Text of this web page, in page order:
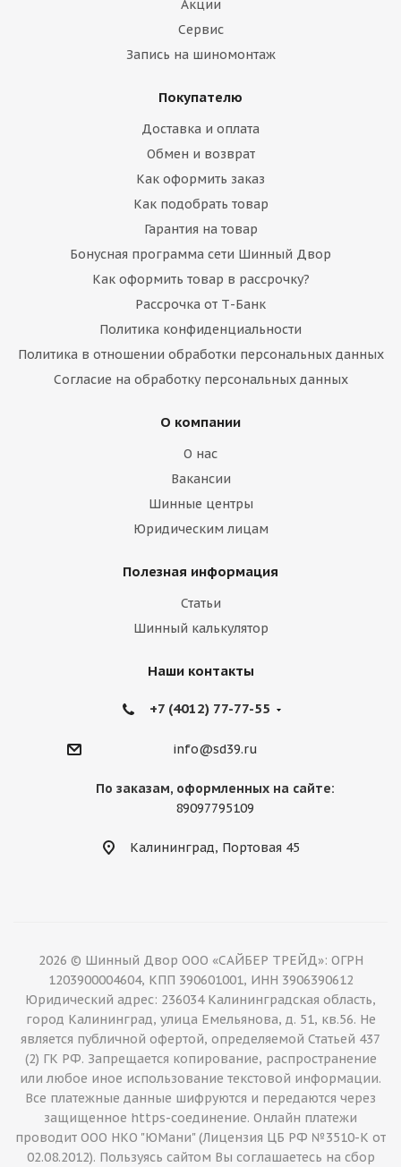
Акции
Сервис
Запись на шиномонтаж
Покупателю
Доставка и оплата
Обмен и возврат
Как оформить заказ
Как подобрать товар
Гарантия на товар
Бонусная программа сети Шинный Двор
Как оформить товар в рассрочку?
Рассрочка от Т-Банк
Политика конфиденциальности
Политика в отношении обработки персональных данных
Согласие на обработку персональных данных
О компании
О нас
Вакансии
Шинные центры
Юридическим лицам
Полезная информация
Статьи
Шинный калькулятор
Наши контакты
+7 (4012) 77-77-55
info@sd39.ru
По заказам, оформленных на сайте:
89097795109
Калининград, Портовая 45
2026 © Шинный Двор ООО «САЙБЕР ТРЕЙД»: ОГРН
1203900004604, КПП 390601001, ИНН 3906390612
Юридический адрес: 236034 Калининградская область,
город Калининград, улица Емельянова, д. 51, кв.56. Не
является публичной офертой, определяемой Статьей 437
(2) ГК РФ. Запрещается копирование, распространение
или любое иное использование текстовой информации.
Все платежные данные шифруются и передаются через
защищенное https-соединение. Онлайн платежи
проводит ООО НКО "ЮМани" (Лицензия ЦБ РФ №3510-К от
02.08.2012). Пользуясь сайтом Вы соглашаетесь на сбор